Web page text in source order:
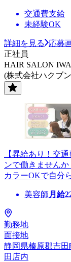
交通費支給
未経験OK
詳細を見る
応募
正社員
HAIR SALON
(株式会社ハクブ
【昇給あり！交
ンで働きません
カラーOKで自分
美容師 月給
勤務地
面接地
静岡県榛原郡吉
田店内